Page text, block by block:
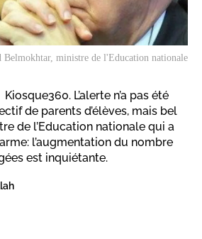
Belmokhtar, ministre de l'Education nationale
Kiosque360. L’alerte n’a pas été
de parents d’élèves, mais bel
de l’Education nationale qui a
l’augmentation du nombre
est inquiétante.